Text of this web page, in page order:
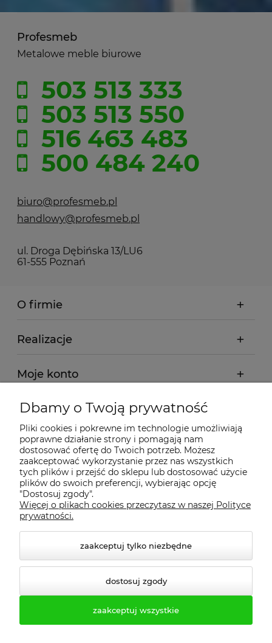
Profesmeb
Metalowe meble biurowe
503 513 333
503 513 550
516 463 483
500 484 240
biuro@profesmeb.pl
handlowy@profesmeb.pl
ul. Droga Dębińska 13/LU6
61-555 Poznań
O firmie
Realizacje
Moje konto
Regulamin
Dostawa - realizacja
Gwarancja i zwroty
Pomoc
Dbamy o Twoją prywatność
Pliki cookies i pokrewne im technologie umożliwiają
poprawne działanie strony i pomagają nam
dostosować ofertę do Twoich potrzeb. Możesz
zaakceptować wykorzystanie przez nas wszystkich
tych plików i przejść do sklepu lub dostosować użycie
plików do swoich preferencji, wybierając opcję
"Dostosuj zgody".
Więcej o plikach cookies przeczytasz w naszej Polityce
prywatności.
zaakceptuj tylko niezbędne
dostosuj zgody
zaakceptuj wszystkie